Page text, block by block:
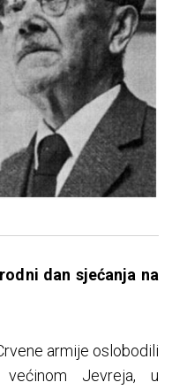
dan sjećanja na
armije oslobodili
Jevreja, u